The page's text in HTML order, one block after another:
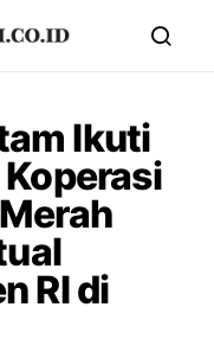
Ikuti
RI di